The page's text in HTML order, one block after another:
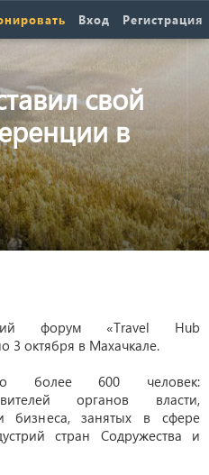
Вход Регистрация
свой
в
форум «Travel Hub
3 октября в Махачкале.
более 600 человек:
органов власти,
бизнеса, занятых в сфере
стран Содружества и